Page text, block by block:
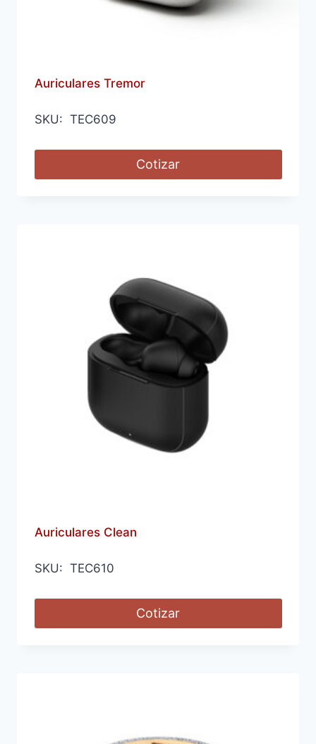
Auriculares Tremor
SKU: TEC609
Cotizar
Auriculares Clean
SKU: TEC610
Cotizar